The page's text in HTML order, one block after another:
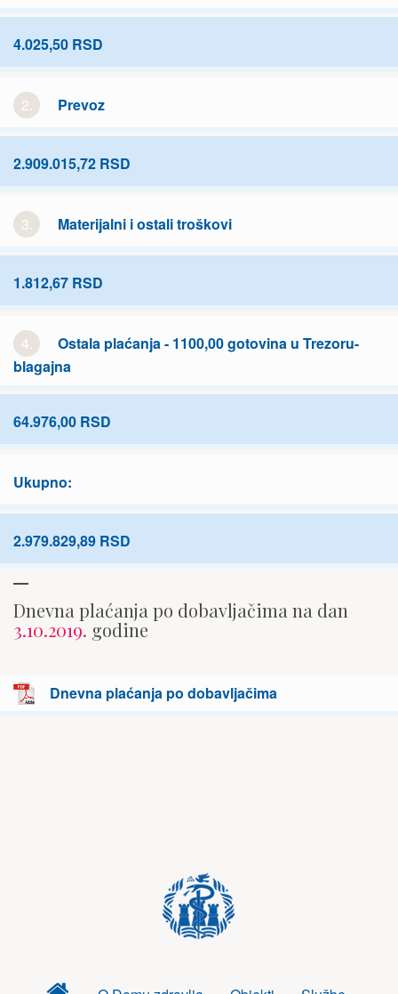
4.025,50 RSD
2. Prevoz
2.909.015,72 RSD
3. Materijalni i ostali troškovi
1.812,67 RSD
4.
Ostala plaćanja - 1100,00 gotovina u Trezoru-
blagajna
64.976,00 RSD
Ukupno:
2.979.829,89 RSD
Dnevna plaćanja po dobavljačima na dan
3.10.2019. godine
Dnevna plaćanja po dobavljačima